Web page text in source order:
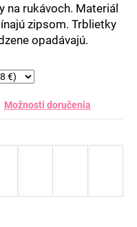
na rukávoch. Materiál
zipsom. Trblietky
opadávajú.
Možnosti doručenia